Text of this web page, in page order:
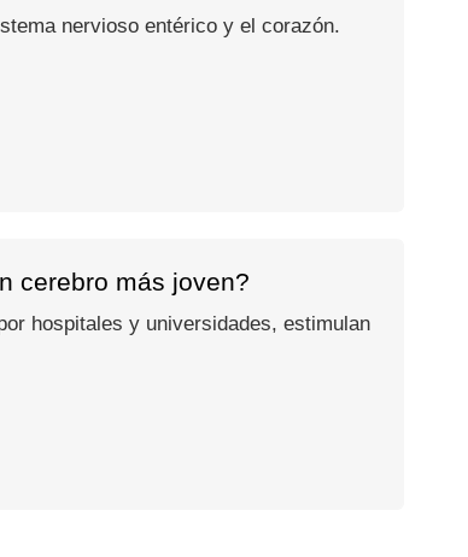
nervioso entérico y el corazón.
cerebro más joven?
hospitales y universidades, estimulan